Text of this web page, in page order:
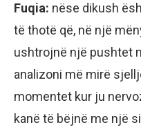
Fuqia: nëse dikush
të thotë që, në një
ushtrojnë një pushtet
analizoni më mirë
momentet kur ju
kanë të bëjnë me një